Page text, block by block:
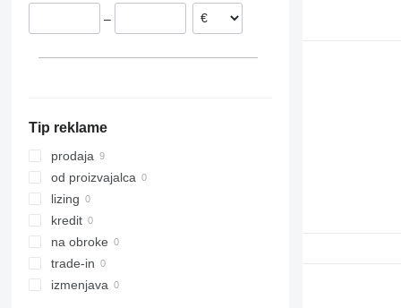
FM 450
–
Tip reklame
prodaja
od proizvajalca
lizing
kredit
na obroke
trade-in
izmenjava